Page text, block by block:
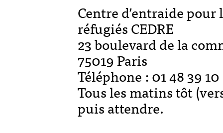
Centre d’entraide pour
réfugiés CEDRE
23 boulevard de la
75019 Paris
Téléphone : 01 48 39
Tous les matins tôt
puis attendre.